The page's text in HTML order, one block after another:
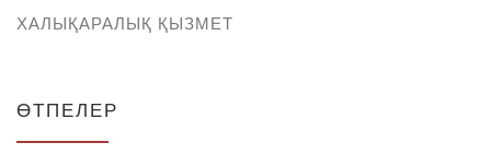
ХАЛЫҚАРАЛЫҚ ҚЫЗМЕТ
ӨТПЕЛЕР